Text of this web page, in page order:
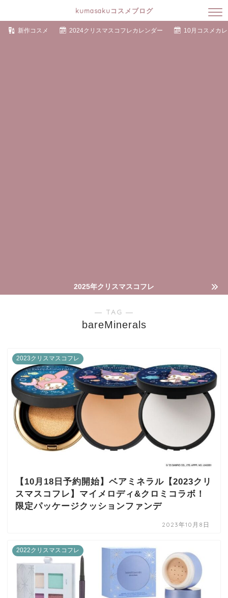
kumasakuコスメブログ
新作コスメ 2024クリスマスコフレカレンダー 10月コスメカ
2025年クリスマスコフレ
― TAG ―
bareMinerals
2023クリスマスコフレ
【10月18日予約開始】ベアミネラル【2023クリ
スマスコフレ】マイメロディ&クロミコラボ！
限定パッケージクッションファンデ
2023年10月8日
2022クリスマスコフレ